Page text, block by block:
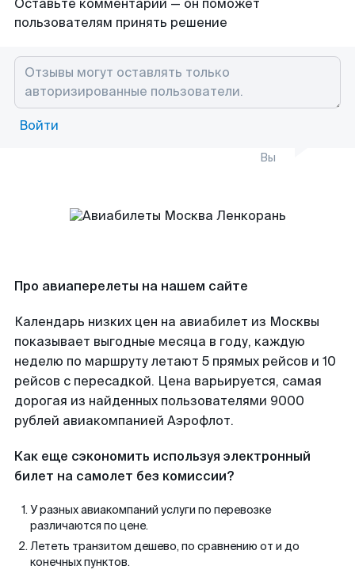
Оставьте комментарий — он поможет
пользователям принять решение
Войти
Вы
Про авиаперелеты на нашем сайте
Календарь низких цен на авиабилет из Москвы
показывает выгодные месяца в году, каждую
неделю по маршруту летают 5 прямых рейсов и 10
рейсов с пересадкой. Цена варьируется, самая
дорогая из найденных пользователями 9000
рублей авиакомпанией Аэрофлот.
Как еще сэкономить используя электронный
билет на самолет без комиссии?
У разных авиакомпаний услуги по перевозке
различаются по цене.
Лететь транзитом дешево, по сравнению от и до
конечных пунктов.